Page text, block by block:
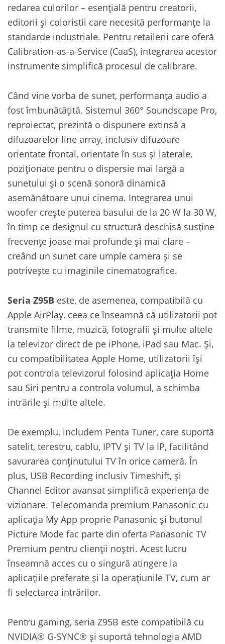
redarea culorilor – esențială pentru creatorii,
editorii și coloristii care necesită performanțe la
standarde industriale. Pentru retailerii care oferă
Calibration-as-a-Service (CaaS), integrarea acestor
instrumente simplifică procesul de calibrare.
Când vine vorba de sunet, performanța audio a
fost îmbunătățită. Sistemul 360° Soundscape Pro,
reproiectat, prezintă o dispunere extinsă a
difuzoarelor line array, inclusiv difuzoare
orientate frontal, orientate în sus și laterale,
poziționate pentru o dispersie mai largă a
sunetului și o scenă sonoră dinamică
asemănătoare unui cinema. Integrarea unui
woofer crește puterea basului de la 20 W la 30 W,
în timp ce designul cu structură deschisă susține
frecvențe joase mai profunde și mai clare –
creând un sunet care umple camera și se
potrivește cu imaginile cinematografice.
Seria Z95B este, de asemenea, compatibilă cu
Apple AirPlay, ceea ce înseamnă că utilizatorii pot
transmite filme, muzică, fotografii și multe altele
la televizor direct de pe iPhone, iPad sau Mac. Și,
cu compatibilitatea Apple Home, utilizatorii își
pot controla televizorul folosind aplicația Home
sau Siri pentru a controla volumul, a schimba
intrările și multe altele.
De exemplu, includem Penta Tuner, care suportă
satelit, terestru, cablu, IPTV și TV la IP, facilitând
savurarea conținutului TV în orice cameră. În
plus, USB Recording inclusiv Timeshift, și
Channel Editor avansat simplifică experiența de
vizionare. Telecomanda premium Panasonic cu
aplicația My App proprie Panasonic și butonul
Picture Mode fac parte din oferta Panasonic TV
Premium pentru clienții noștri. Acest lucru
înseamnă acces cu o singură atingere la
aplicațiile preferate și la operațiunile TV, cum ar
fi selectarea intrărilor.
Pentru gaming, seria Z95B este compatibilă cu
NVIDIA® G-SYNC® și suportă tehnologia AMD